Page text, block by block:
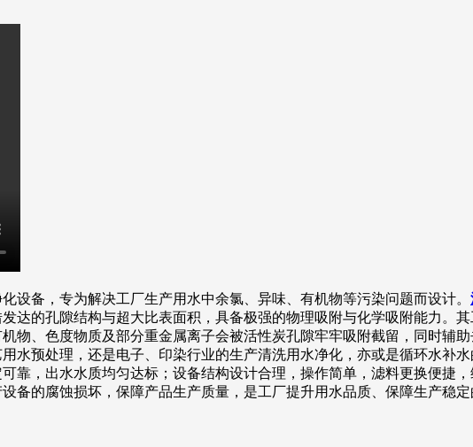
设备，专为解决工厂生产用水中余氯、异味、有机物等污染问题而设计。
达的孔隙结构与超大比表面积，具备极强的物理吸附与化学吸附能力。
物、色度物质及部分重金属离子会被活性炭孔隙牢牢吸附截留，同时辅
水预处理，还是电子、印染行业的生产清洗用水净化，亦或是循环水补
靠，出水水质均匀达标；设备结构设计合理，操作简单，滤料更换便捷
备的腐蚀损坏，保障产品生产质量，是工厂提升用水品质、保障生产稳定